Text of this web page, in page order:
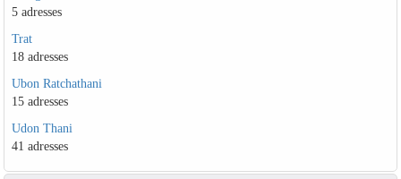
5 adresses
Trat
18 adresses
Ubon Ratchathani
15 adresses
Udon Thani
41 adresses